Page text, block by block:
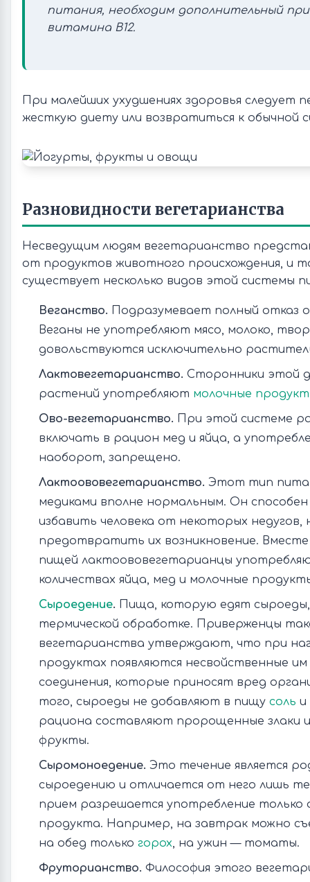
питания, необходим дополнительный
витамина B12.
При малейших ухудшениях здоровья следует
жесткую диету или возвратиться к обычной
Разновидности вегетарианства
Несведущим людям вегетарианство
от продуктов животного происхождения, и
существует несколько видов этой системы
Веганство. Подразумевает полный отказ
Веганы не употребляют мясо, молоко,
довольствуются исключительно
Лактовегетарианство. Сторонники этой
растений употребляют молочные
Ово-вегетарианство. При этой системе
включать в рацион мед и яйца, а
наоборот, запрещено.
Лактоововегетарианство. Этот тип
медиками вполне нормальным. Он
избавить человека от некоторых недугов,
предотвратить их возникновение.
пищей лактоововегетарианцы
количествах яйца, мед и молочные
Сыроедение. Пища, которую едят
термической обработке. Приверженцы
вегетарианства утверждают, что при
продуктах появляются несвойственные им
соединения, которые приносят вред
того, сыроеды не добавляют в пищу соль и
рациона составляют пророщенные злаки
фрукты.
Сыромоноедение. Это течение является
сыроедению и отличается от него лишь
прием разрешается употребление только
продукта. Например, на завтрак можно
на обед только горох, на ужин — томаты.
Фруторианство. Философия этого